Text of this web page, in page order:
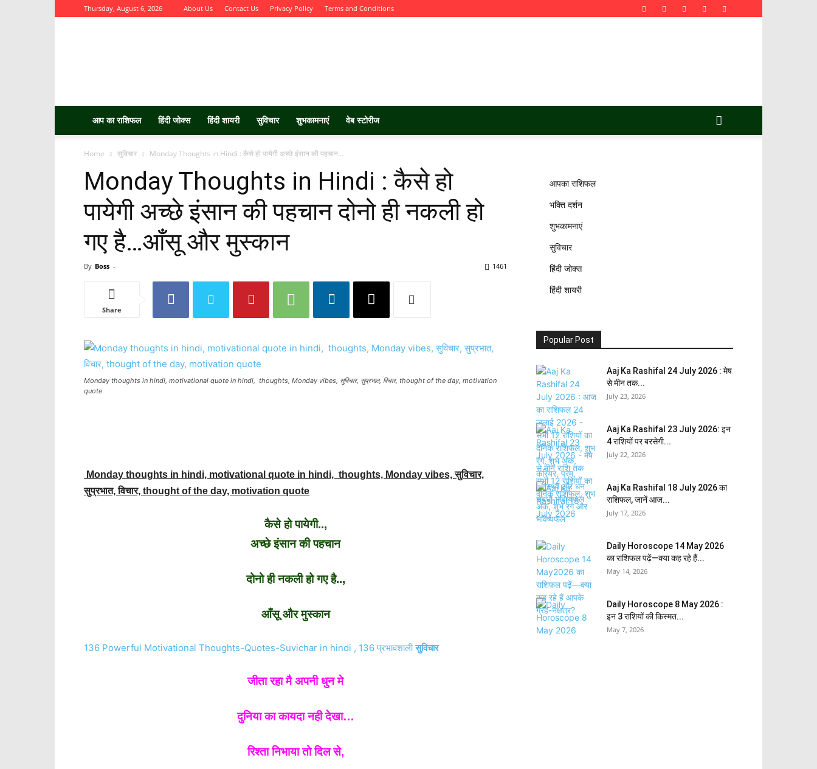
Thursday, August 6, 2026 About Us Contact Us Privacy Policy Terms and Conditions
आप का राशिफल हिंदी जोक्स हिंदी शायरी सुविचार शुभकामनाएं वेब स्टोरीज
Home सुविचार Monday Thoughts in Hindi : कैसे हो पायेगी अच्छे इंसान की पहचान...
Monday Thoughts in Hindi : कैसे हो
पायेगी अच्छे इंसान की पहचान दोनो ही नकली हो
गए है…आँसू और मुस्कान
By Boss - 1461
Share
Monday thoughts in hindi, motivational quote in hindi, thoughts, Monday vibes, सुविचार, सुप्रभात, विचार, thought of the day, motivation
quote
Monday thoughts in hindi, motivational quote in hindi, thoughts, Monday vibes, सुविचार,
सुप्रभात, विचार, thought of the day, motivation quote
कैसे हो पायेगी..,
अच्छे इंसान की पहचान
दोनो ही नकली हो गए है..,
आँसू और मुस्कान
136 Powerful Motivational Thoughts-Quotes-Suvichar in hindi , 136 प्रभावशालीसुविचार
जीता रहा मै अपनी धुन मे
दुनिया का कायदा नही देखा…
रिश्ता निभाया तो दिल से,
आपका राशिफल
भक्ति दर्शन
शुभकामनाएं
सुविचार
हिंदी जोक्स
हिंदी शायरी
Popular Post
Aaj Ka Rashifal 24 July 2026 : मेष
से मीन तक...
July 23, 2026
Aaj Ka Rashifal 23 July 2026: इन
4 राशियों पर बरसेगी...
July 22, 2026
Aaj Ka Rashifal 18 July 2026 का
राशिफल, जानें आज...
July 17, 2026
Daily Horoscope 14 May 2026
का राशिफल पढ़ें—क्या कह रहे हैं...
May 14, 2026
Daily Horoscope 8 May 2026 :
इन 3 राशियों की किस्मत...
May 7, 2026